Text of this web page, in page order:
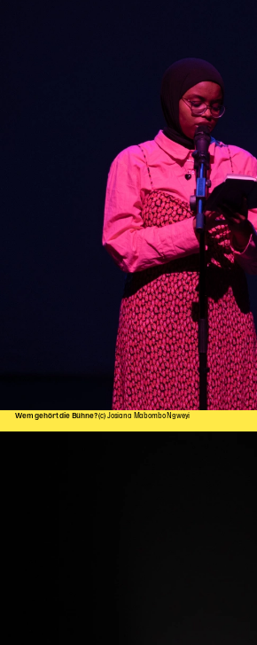
Wem gehört die Bühne?(c) Josiana Mabombo Ngweyi